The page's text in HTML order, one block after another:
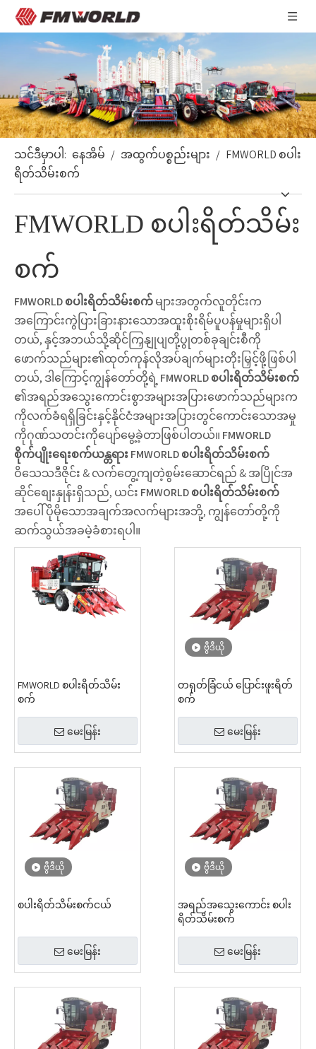
သင်ဒီမှာပါ: နေအိမ် / အထွက်ပစ္စည်းများ / FMWORLD စပါး
ရိတ်သိမ်းစက်
FMWORLD စပါးရိတ်သိမ်း
စက်
FMWORLD စပါးရိတ်သိမ်းစက်များအတွက်လူတိုင်းက
အကြောင်းကွဲပြားခြားနားသောအထူးစိုးရိမ်ပူပန်မှုများရှိပါ
တယ်, နှင့်အဘယ်သို့ဆိုင်ကြှနျုပျတို့ပွုတစ်ခုချင်းစီကို
ဖောက်သည်များ၏ထုတ်ကုန်လိုအပ်ချက်များတိုးမြှင့်ဖို့ဖြစ်ပါ
တယ်, ဒါကြောင့်ကျွန်တော်တို့ရဲ့ FMWORLD စပါးရိတ်သိမ်းစက်
၏အရည်အသွေးကောင်းစွာအများအပြားဖောက်သည်များက
ကိုလက်ခံရရှိခြင်းနှင့်နိုင်ငံအများအပြားတွင်ကောင်းသောအမှု
ကိုဂုဏ်သတင်းကိုပျော်မွေ့ခဲ့တာဖြစ်ပါတယ်။ FMWORLD
စိုက်ပျိုးရေးစက်ယန္တရားFMWORLD စပါးရိတ်သိမ်းစက်
ဝိသေသဒီဇိုင်း & လက်တွေ့ကျတဲ့စွမ်းဆောင်ရည် & အပြိုင်အ
ဆိုင်စျေးနှုန်းရှိသည်, ယင်း FMWORLD စပါးရိတ်သိမ်းစက်
အပေါ်ပိုမိုသောအချက်အလက်များအဘို့, ကျွန်တော်တို့ကို
ဆက်သွယ်အခမဲ့ခံစားရပါ။
FMWORLD စပါးရိတ်သိမ်း
စက်
မေးမြန်း
ဗွီဒီယို
တရုတ်ခြံငယ် ပြောင်းဖူးရိတ်
စက်
မေးမြန်း
ဗွီဒီယို
စပါးရိတ်သိမ်းစက်ငယ်
မေးမြန်း
ဗွီဒီယို
အရည်အသွေးကောင်း စပါး
ရိတ်သိမ်းစက်
မေးမြန်း